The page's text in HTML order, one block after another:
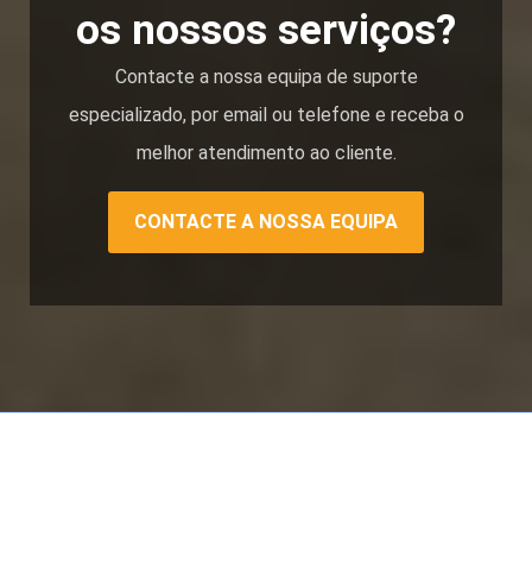
os nossos serviços?
Contacte a nossa equipa de suporte
especializado, por email ou telefone e receba o
melhor atendimento ao cliente.
CONTACTE A NOSSA EQUIPA